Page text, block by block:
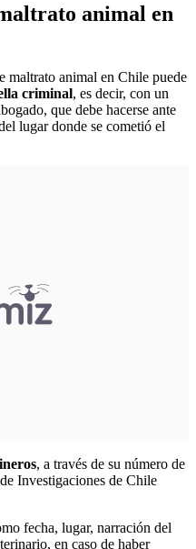
animal en
maltrato animal en Chile puede
criminal, es decir, con un
que debe hacerse ante
lugar donde se cometió el
, a través de su número de
Investigaciones de Chile
fecha, lugar, narración del
en caso de haber